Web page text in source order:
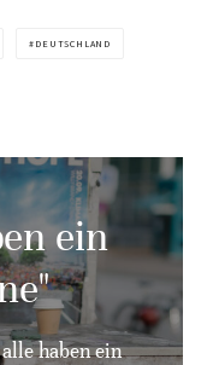
DEUTSCHLAND
ein
haben ein